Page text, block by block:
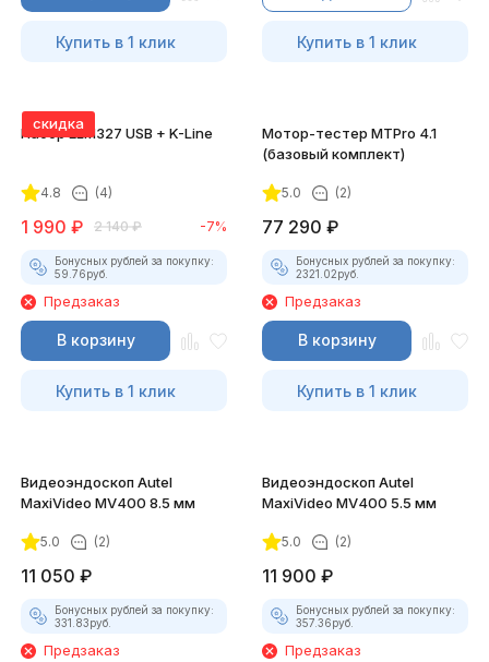
Купить в 1 клик Купить в 1 клик
скидка
Набор ELM327 USB + K-Line
4.8 (4)
1 990 ₽ 2 140 ₽ -7%
Бонусных рублей за покупку:
59.76руб.
Предзаказ
В корзину
Купить в 1 клик
Мотор-тестер MTPro 4.1
(базовый комплект)
5.0 (2)
77 290 ₽
Бонусных рублей за покупку:
2321.02руб.
Предзаказ
В корзину
Купить в 1 клик
Видеоэндоскоп Autel
MaxiVideo MV400 8.5 мм
5.0 (2)
11 050 ₽
Бонусных рублей за покупку:
331.83руб.
Предзаказ
Видеоэндоскоп Autel
MaxiVideo MV400 5.5 мм
5.0 (2)
11 900 ₽
Бонусных рублей за покупку:
357.36руб.
Предзаказ